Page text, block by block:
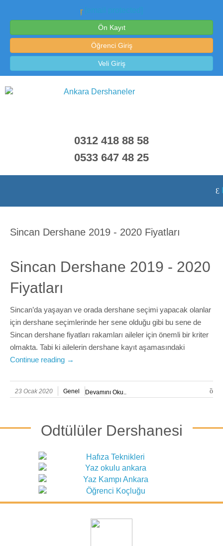
Ön Kayıt
Öğrenci Giriş
Veli Giriş
0312 418 88 58
0533 647 48 25
Sincan Dershane 2019 - 2020 Fiyatları
Sincan Dershane 2019 - 2020
Fiyatları
Sincan’da yaşayan ve orada dershane seçimi yapacak olanlar
için dershane seçimlerinde her sene olduğu gibi bu sene de
Sincan dershane fiyatları rakamları aileler için önemli bir kriter
olmakta. Tabi ki ailelerin dershane kayıt aşamasındaki
Continue reading →
23 Ocak 2020 Genel Devamını Oku..
Odtülüler Dershanesi